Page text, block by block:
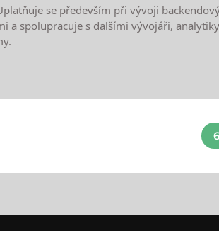
se především při vývoji
spolupracuje s dalšími vývojáři,